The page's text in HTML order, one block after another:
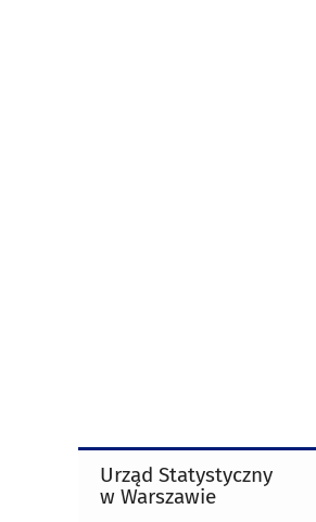
Urząd Statystyczny
w Warszawie